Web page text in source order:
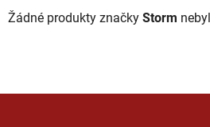
Žádné produkty značky Storm